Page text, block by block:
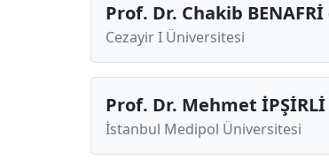
Prof. Dr. Chakib
Cezayir I Üniversitesi
Prof. Dr. Mehmet İPŞİRLİ
İstanbul Medipol Üniversitesi